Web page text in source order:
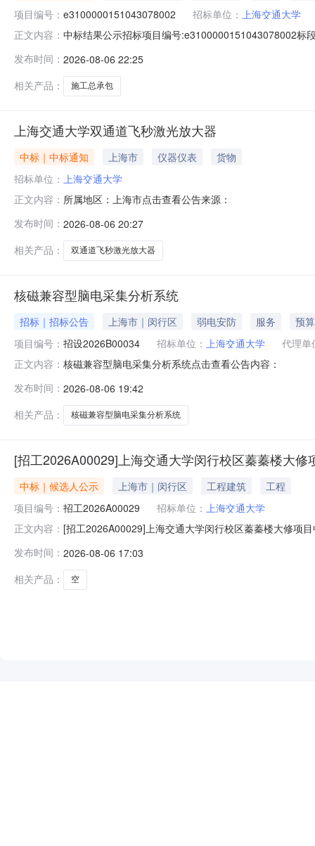
项目编号： e3100000151043078002 招标单位： 上海交通大学
正文内容： 中标结果公示招标项目编号:e3100000151043078002标
标，招标项目名称：上海交通大学徐汇校区高金大楼项
发布时间： 2026-08-06 22:25
相关产品：
施工总承包
上海交通大学双通道飞秒激光放大器
中标｜中标通知 上海市 仪器仪表
货物
招标单位： 上海交通大学
正文内容： 所属地区：上海市点击查看公告来源：
发布时间： 2026-08-06 20:27
相关产品：
双通道飞秒激光放大器
核磁兼容型脑电采集分析系统
招标｜招标公告 上海市｜闵行区 弱电安防 服务
预
项目编号： 招设2026B00034 招标单位： 上海交通大学
代理单
正文内容： 核磁兼容型脑电采集分析系统点击查看公告内容：
发布时间： 2026-08-06 19:42
相关产品：
核磁兼容型脑电采集分析系统
[招工2026A00029]上海交通大学闵行校区蓁蓁楼大修
中标｜候选人公示 上海市｜闵行区 工程建筑
工程
项目编号： 招工2026A00029 招标单位： 上海交通大学
正文内容： [招工2026A00029]上海交通大学闵行校区蓁蓁楼大修项
发布时间： 2026-08-06 17:03
相关产品：
空